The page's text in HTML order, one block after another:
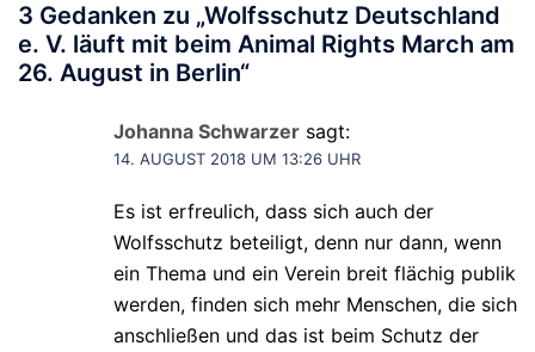
3 Gedanken zu „Wolfsschutz Deutschland
e. V. läuft mit beim Animal Rights March am
26. August in Berlin“
Johanna Schwarzer sagt:
14. AUGUST 2018 UM 13:26 UHR
Es ist erfreulich, dass sich auch der
Wolfsschutz beteiligt, denn nur dann, wenn
ein Thema und ein Verein breit flächig publik
werden, finden sich mehr Menschen, die sich
anschließen und das ist beim Schutz der